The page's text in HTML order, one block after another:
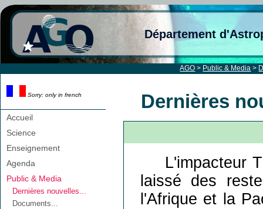
Département
AGO > Public & Media >
Sorry: only in french
Accueil
Science
Enseignement
Agenda
Public & Media
Dernières nouvelles...
Documents...
Dernières
L'impacteur
laissé des
l'Afrique et la